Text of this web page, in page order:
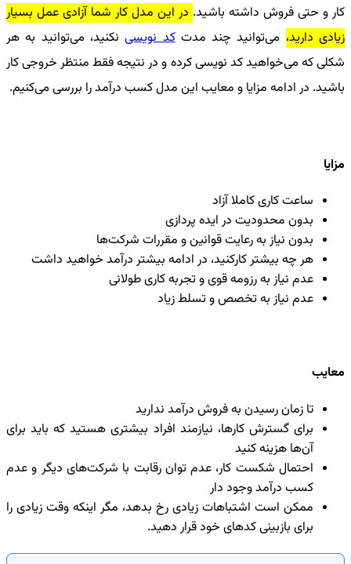
کار و حتی فروش داشته باشید. در این مدل کار شما آزادی عمل بسیار
زیادی دارید، می‌توانید چند مدتکد نویسینکنید، می‌توانید به هر
شکلی که می‌خواهید کد نویسی کرده و در نتیجه فقط منتظر خروجی کار
باشید. در ادامه مزایا و معایب این مدل کسب درآمد را بررسی می‌کنیم.
مزایا
ساعت کاری کاملا آزاد
بدون محدودیت در ایده پردازی
بدون نیاز به رعایت قوانین و مقررات شرکت‌ها
هر چه بیشتر کارکنید، در ادامه بیشتر درآمد خواهید داشت
عدم نیاز به رزومه‌ قوی و تجربه‌ کاری طولانی
عدم نیاز به تخصص و تسلط زیاد
معایب
تا زمان رسیدن به فروش درآمد ندارید
برای گسترش کارها، نیازمند افراد بیشتری هستید که باید برای
آن‌ها هزینه کنید
احتمال شکست کار، عدم توان رقابت با شرکت‌های دیگر و عدم
کسب درآمد وجود دار
ممکن است اشتباهات زیادی رخ بدهد، مگر اینکه وقت زیادی را
برای بازبینی کدهای خود قرار دهید.